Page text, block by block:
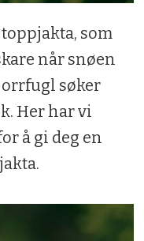
som
når snøen
orrfugl søker
Her har vi
å gi deg en